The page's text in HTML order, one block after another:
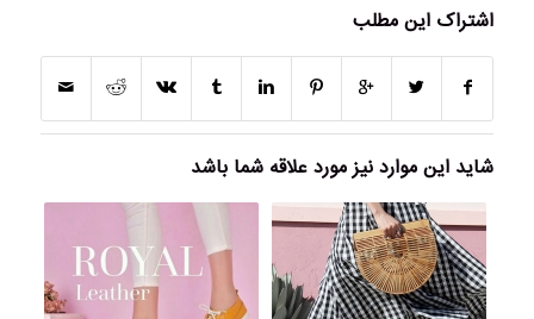
اشتراک این مطلب
شاید این موارد نیز مورد علاقه شما باشد